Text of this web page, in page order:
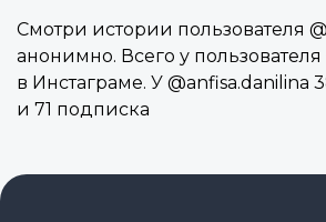
Смотри истории пользователя
анонимно. Всего у
в Инстаграме. У @anfisa.danilina
и 71 подписка